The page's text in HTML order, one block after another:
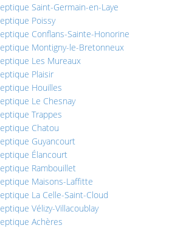
Saint-Germain-en-Laye
Poissy
Conflans-Sainte-Honorine
Montigny-le-Bretonneux
Les Mureaux
Plaisir
Houilles
Le Chesnay
Trappes
Chatou
Guyancourt
Élancourt
Rambouillet
Maisons-Laffitte
La Celle-Saint-Cloud
Vélizy-Villacoublay
Achères